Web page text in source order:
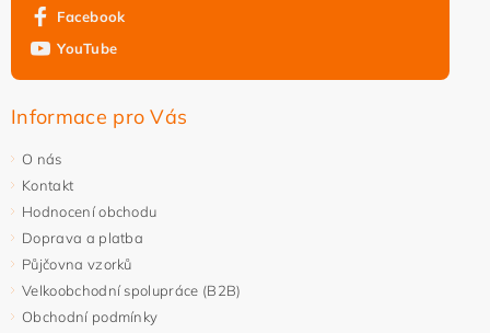
osobních údajů
Facebook
YouTube
Informace pro Vás
O nás
Kontakt
Hodnocení obchodu
Doprava a platba
Půjčovna vzorků
Velkoobchodní spolupráce (B2B)
Obchodní podmínky